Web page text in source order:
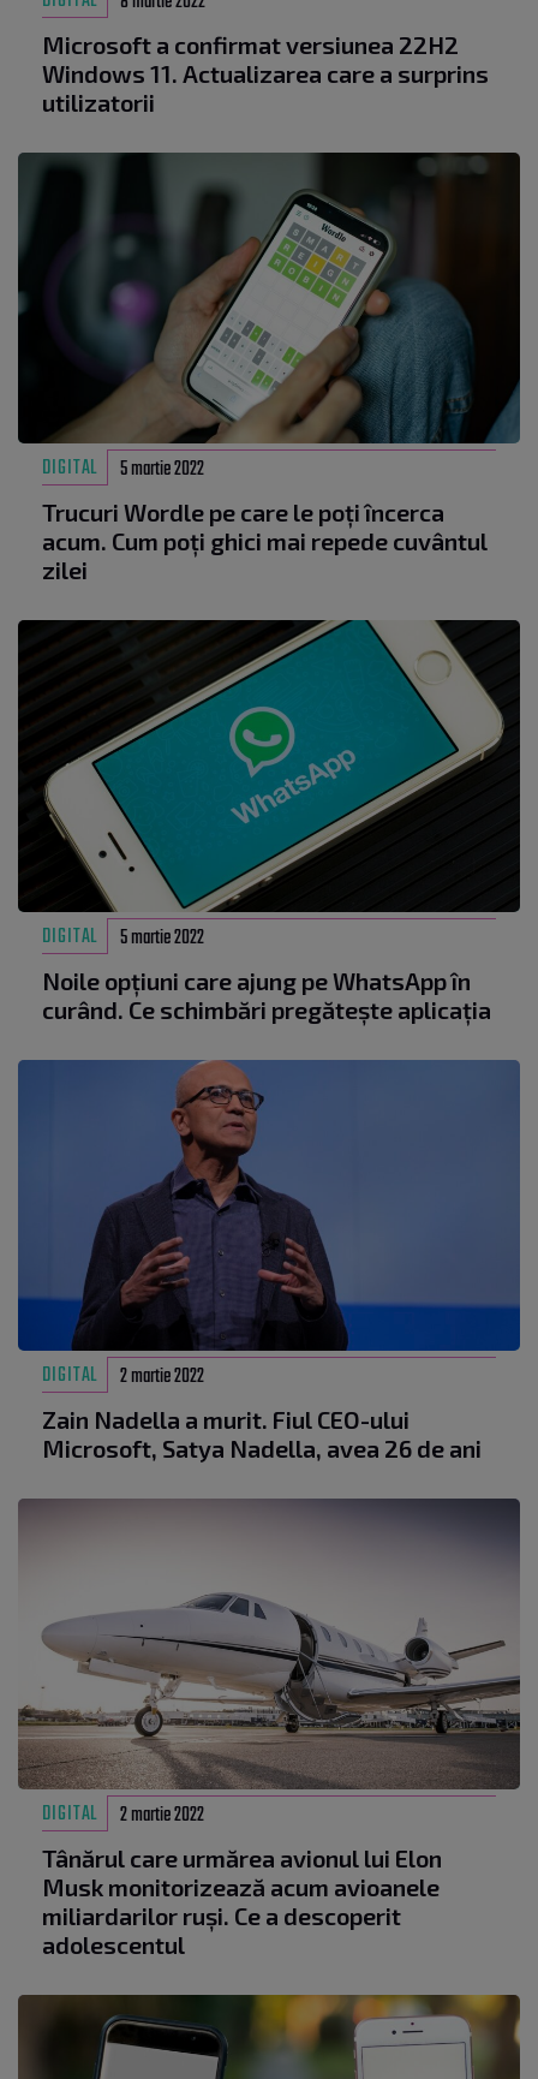
Microsoft a confirmat versiunea 22H2
Windows 11. Actualizarea care a surprins
utilizatorii
DIGITAL 5 martie 2022
Trucuri Wordle pe care le poți încerca
acum. Cum poți ghici mai repede cuvântul
zilei
DIGITAL 5 martie 2022
Noile opțiuni care ajung pe WhatsApp în
curând. Ce schimbări pregătește aplicația
DIGITAL 2 martie 2022
Zain Nadella a murit. Fiul CEO-ului
Microsoft, Satya Nadella, avea 26 de ani
DIGITAL 2 martie 2022
Tânărul care urmărea avionul lui Elon
Musk monitorizează acum avioanele
miliardarilor ruși. Ce a descoperit
adolescentul